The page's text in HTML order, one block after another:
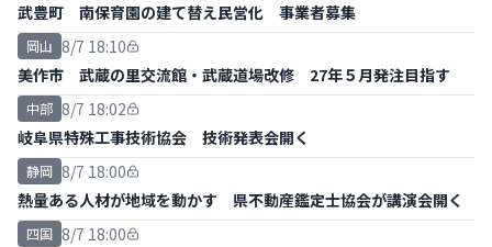
武豊町 南保育園の建て替え民営化 事業者募集
岡山 8/7 18:10
美作市 武蔵の里交流館・武蔵道場改修 27年５月発注目指す
中部 8/7 18:02
岐阜県特殊工事技術協会 技術発表会開く
静岡 8/7 18:00
熱量ある人材が地域を動かす 県不動産鑑定士協会が講演会開く
四国 8/7 18:00